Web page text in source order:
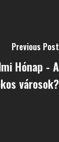
Previous Post
Hónap - A
városok?